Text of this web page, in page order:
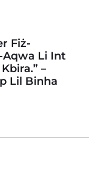
Fiż-
Li Int
–
Lil Binha